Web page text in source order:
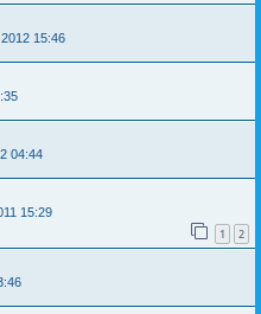
15:46
04:44
15:29
1 2